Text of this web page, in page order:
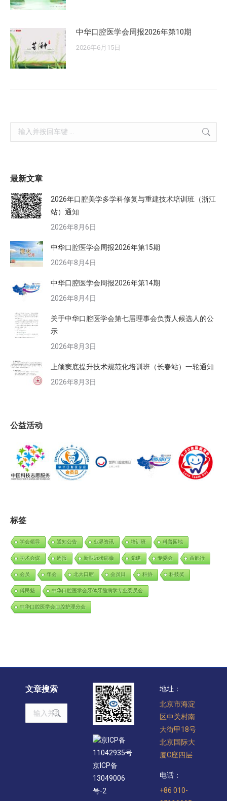
中华口腔医学会周报2026年第10期
2026年6月15日
Search:
最新文章
2026年口腔美学多学科修复与重建技术培训班（浙江
站）通知
2026年8月6日
中华口腔医学会周报2026年第15期
2026年8月4日
中华口腔医学会周报2026年第14期
2026年8月4日
关于中华口腔医学会第七届理事会负责人候选人的公
示
2026年8月3日
上颌窦底提升技术规范化培训班（长春站）一轮通知
2026年8月3日
公益活动
标签
学会领导 通知公告 业界资讯 培训班 科普园地
学术会议 周报 新型冠状病毒 党建 专委会 西部行
会员 年会 北大口腔 会员日 科协 科技奖
傅民魁 中华口腔医学会牙体牙髓病学专业委员会
中华口腔医学会口腔护理分会
文章搜索
Search:
京ICP备
11042935号
京ICP备
13049006
号-2
地址：
北京市海淀
区中关村南
大街甲18号
北京国际大
厦C座四层
电话：
+86 010-